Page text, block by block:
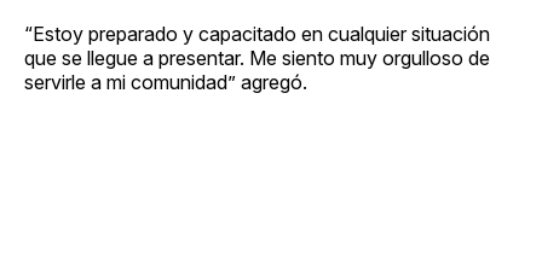
“Estoy preparado y capacitado en cualquier situación
que se llegue a presentar. Me siento muy orgulloso de
servirle a mi comunidad” agregó.